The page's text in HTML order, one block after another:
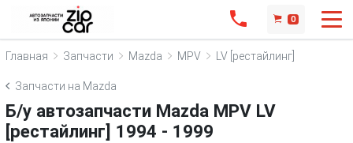
0
Главная Запчасти Mazda MPV LV [рестайлинг]
Запчасти на Mazda
Б/у автозапчасти Mazda MPV LV
[рестайлинг] 1994 - 1999